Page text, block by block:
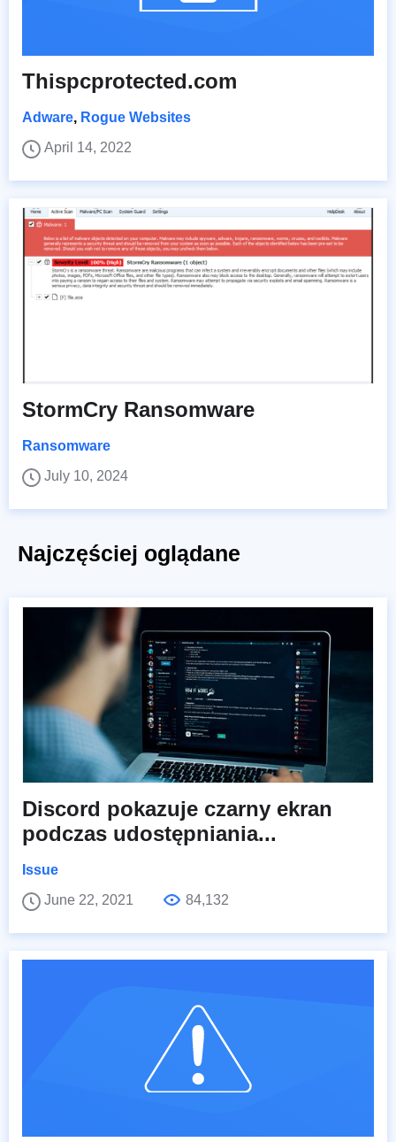
Thispcprotected.com
Adware, Rogue Websites
April 14, 2022
StormCry Ransomware
Ransomware
July 10, 2024
Najczęściej oglądane
Discord pokazuje czarny ekran
podczas udostępniania...
Issue
June 22, 2021
84,132